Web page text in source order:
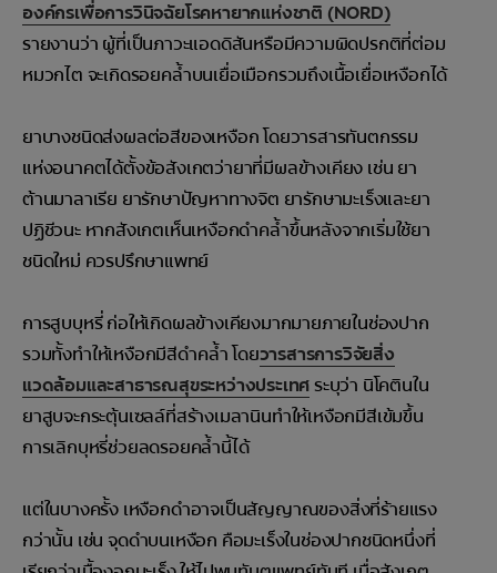
องค์กรเพื่อการวินิจฉัยโรคหายากแห่งชาติ (NORD)
รายงานว่า ผู้ที่เป็นภาวะแอดดิสันหรือมีความผิดปรกติที่ต่อม
หมวกไต จะเกิดรอยคล้ำบนเยื่อเมือกรวมถึงเนื้อเยื่อเหงือกได้
ยาบางชนิดส่งผลต่อสีของเหงือก โดยวารสารทันตกรรม
แห่งอนาคตได้ตั้งข้อสังเกตว่ายาที่มีผลข้างเคียง เช่น ยา
ต้านมาลาเรีย ยารักษาปัญหาทางจิต ยารักษามะเร็งและยา
ปฏิชีวนะ หากสังเกตเห็นเหงือกดำคล้ำขึ้นหลังจากเริ่มใช้ยา
ชนิดใหม่ ควรปรึกษาแพทย์
การสูบบุหรี่ ก่อให้เกิดผลข้างเคียงมากมายภายในช่องปาก
รวมทั้งทำให้เหงือกมีสีดำคล้ำ โดยวารสารการวิจัยสิ่ง
แวดล้อมและสาธารณสุขระหว่างประเทศระบุว่า นิโคตินใน
ยาสูบจะกระตุ้นเซลล์ที่สร้างเมลานินทำให้เหงือกมีสีเข้มขึ้น
การเลิกบุหรี่ช่วยลดรอยคล้ำนี้ได้
แต่ในบางครั้ง เหงือกดำอาจเป็นสัญญาณของสิ่งที่ร้ายแรง
กว่านั้น เช่น จุดดำบนเหงือก คือมะเร็งในช่องปากชนิดหนึ่งที่